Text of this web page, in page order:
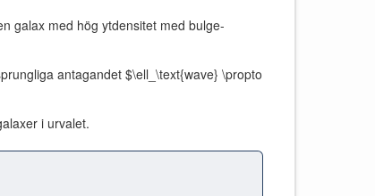
galax med hög ytdensitet med bulge-
antagandet $\ell_\text{wave} \propto
i urvalet.